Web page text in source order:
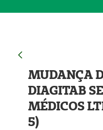
MUDANÇA
DIAGITAB
MÉDICOS
5)